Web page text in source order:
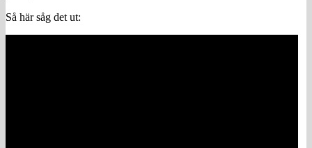
Så här såg det ut: